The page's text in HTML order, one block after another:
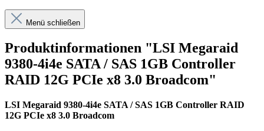
Menü schließen
Produktinformationen "LSI Megaraid
9380-4i4e SATA / SAS 1GB Controller
RAID 12G PCIe x8 3.0 Broadcom"
LSI Megaraid 9380-4i4e SATA / SAS 1GB Controller RAID
12G PCIe x8 3.0 Broadcom